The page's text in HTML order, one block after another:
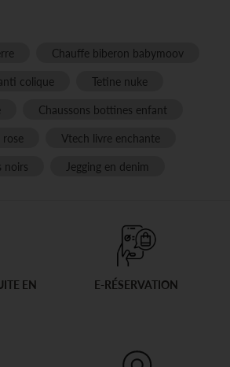
Chauffe biberon babymoov
colique
Tetine nuke
Chaussons bottines enfant
rose
Vtech livre enchante
noirs
Jegging en denim
EN
E-RÉSERVATION